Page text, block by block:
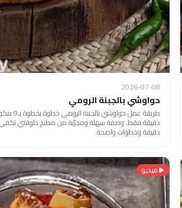
2026-07-08
حواوشي بالجبنة الرومي
دقيقة وخطوات واضحة.
فيديو